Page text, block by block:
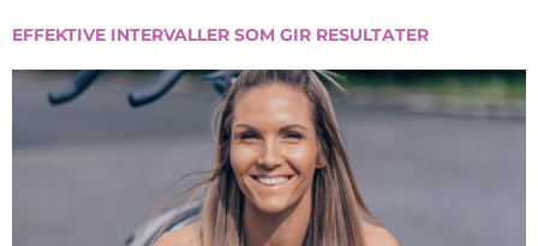
EFFEKTIVE INTERVALLER SOM GIR RESULTATER